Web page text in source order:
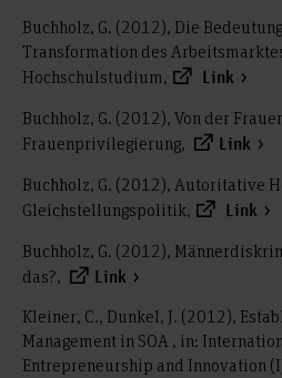
Buchholz, G. (2012), Die
Transformation des
Hochschulstudium,
Link
Buchholz, G. (2012), Von der
Frauenprivilegierung,
Link
Buchholz, G. (2012), Autoritative
Gleichstellungspolitik,
Link
Buchholz, G. (2012),
das?,
Link
Kleiner, C., Dunkel, J. (2012),
Management in SOA , in:
Entrepreneurship and Innovation